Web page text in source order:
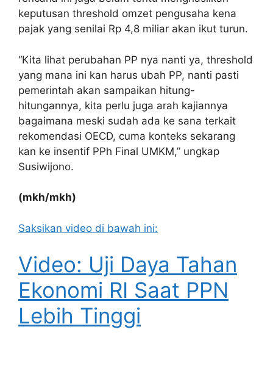
keputusan threshold omzet pengusaha kena
pajak yang senilai Rp 4,8 miliar akan ikut turun.
“Kita lihat perubahan PP nya nanti ya, threshold
yang mana ini kan harus ubah PP, nanti pasti
pemerintah akan sampaikan hitung-
hitungannya, kita perlu juga arah kajiannya
bagaimana meski sudah ada ke sana terkait
rekomendasi OECD, cuma konteks sekarang
kan ke insentif PPh Final UMKM,” ungkap
Susiwijono.
(mkh/mkh)
Saksikan video di bawah ini:
Video: Uji Daya Tahan
Ekonomi RI Saat PPN
Lebih Tinggi